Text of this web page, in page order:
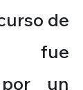
de
fue
por un